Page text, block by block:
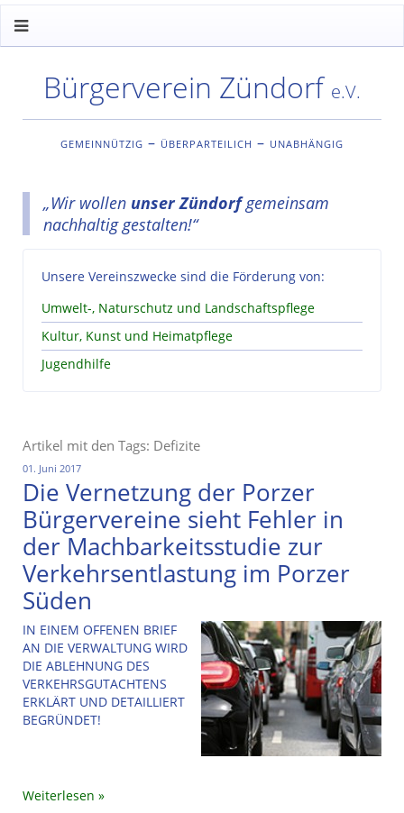
Bürgerverein Zündorf e.V.
gemeinnützig – überparteilich – unabhängig
„Wir wollen unser Zündorfgemeinsam
nachhaltig gestalten!“
Unsere Vereinszwecke sind die Förderung von:
Umwelt-, Naturschutz und Landschaftspflege
Kultur, Kunst und Heimatpflege
Jugendhilfe
Artikel mit den Tags: Defizite
01. Juni 2017
Die Vernetzung der Porzer
Bürgervereine sieht Fehler in
der Machbarkeitsstudie zur
Verkehrsentlastung im Porzer
Süden
IN EINEM OFFENEN BRIEF
AN DIE VERWALTUNG WIRD
DIE ABLEHNUNG DES
VERKEHRSGUTACHTENS
ERKLÄRT UND DETAILLIERT
BEGRÜNDET!
Weiterlesen